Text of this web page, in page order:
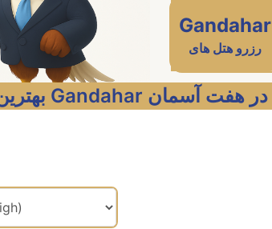
Gandahar
رزرو هتل های
بهترین هتل های Gandahar در هفت آسمان